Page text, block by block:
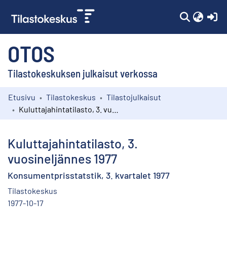
OTOS
Tilastokeskuksen julkaisut verkossa
Kokoelmat
Etusivu Tilastokeskus
Tilastojulkaisut
Kuluttajahintatilasto, 3.
vuosineljännes 1977
Konsumentprisstatstik, 3. kvartalet 1977
Tilastokeskus
1977-10-17